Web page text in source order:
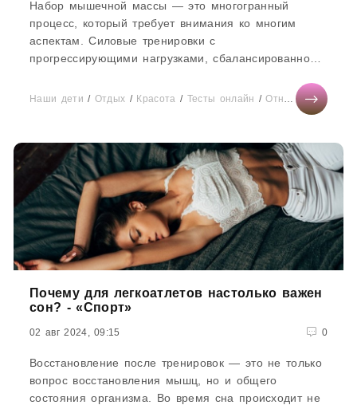
Набор мышечной массы — это многогранный
процесс, который требует внимания ко многим
аспектам. Силовые тренировки с
прогрессирующими нагрузками, сбалансированное
психологический...
Наши дети / Отдых / Красота / Тесты онлайн /Отношения /
Почему для легкоатлетов настолько важен
сон? - «Спорт»
02 авг 2024, 09:15 0
Восстановление после тренировок — это не только
вопрос восстановления мышц, но и общего
состояния организма. Во время сна происходит не